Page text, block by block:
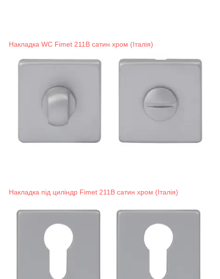
Накладка WC Fimet 211B сатин хром (Італія)
Накладка під циліндр Fimet 211B сатин хром (Італія)